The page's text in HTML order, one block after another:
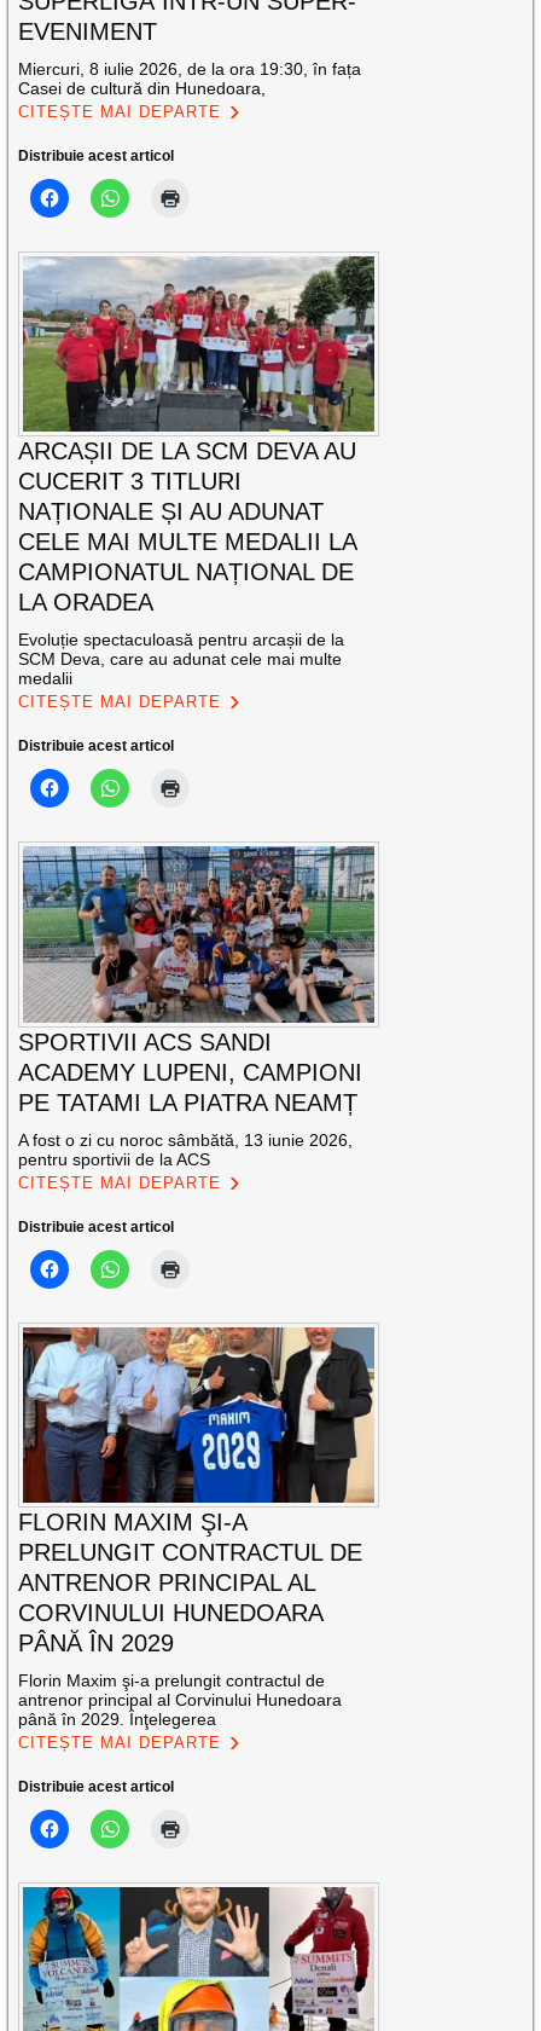
EVENIMENT
Miercuri, 8 iulie 2026, de la ora 19:30, în fața
Casei de cultură din Hunedoara,
CITEȘTE MAI DEPARTE
Distribuie acest articol
ARCAȘII DE LA SCM DEVA AU
CUCERIT 3 TITLURI
NAȚIONALE ȘI AU ADUNAT
CELE MAI MULTE MEDALII LA
CAMPIONATUL NAȚIONAL DE
LA ORADEA
Evoluție spectaculoasă pentru arcașii de la
SCM Deva, care au adunat cele mai multe
medalii
CITEȘTE MAI DEPARTE
Distribuie acest articol
SPORTIVII ACS SANDI
ACADEMY LUPENI, CAMPIONI
PE TATAMI LA PIATRA NEAMȚ
A fost o zi cu noroc sâmbătă, 13 iunie 2026,
pentru sportivii de la ACS
CITEȘTE MAI DEPARTE
Distribuie acest articol
FLORIN MAXIM ŞI-A
PRELUNGIT CONTRACTUL DE
ANTRENOR PRINCIPAL AL
CORVINULUI HUNEDOARA
PÂNĂ ÎN 2029
Florin Maxim şi-a prelungit contractul de
antrenor principal al Corvinului Hunedoara
până în 2029. Înţelegerea
CITEȘTE MAI DEPARTE
Distribuie acest articol